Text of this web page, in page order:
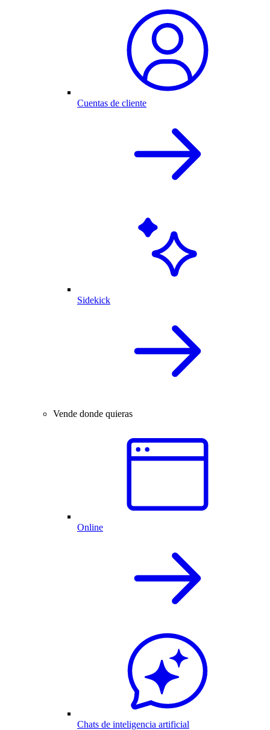
Cuentas de cliente
Sidekick
Vende donde quieras
Online
Chats de inteligencia artificial